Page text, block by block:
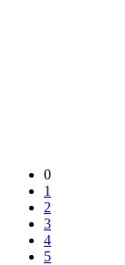
0
1
2
3
4
5